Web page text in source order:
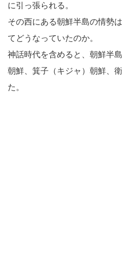
に引っ張られる。
その西にある朝鮮半島の情勢
てどうなっていたのか。
神話時代を含めると、朝鮮半
朝鮮、箕子（キジャ）朝鮮、
た。